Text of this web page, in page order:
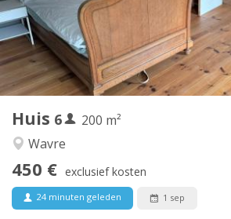
Huis 6
200 m²
Wavre
450 € exclusief kosten
24 minuten geleden 1 sep